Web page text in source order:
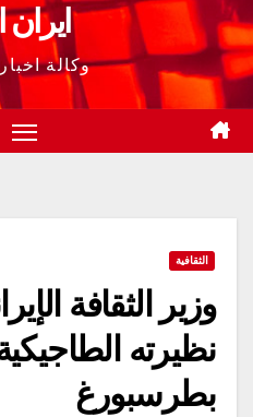
ايران
وكالة
الثقافية
وزير الثقافة
نظيرته
بطرسبورغ